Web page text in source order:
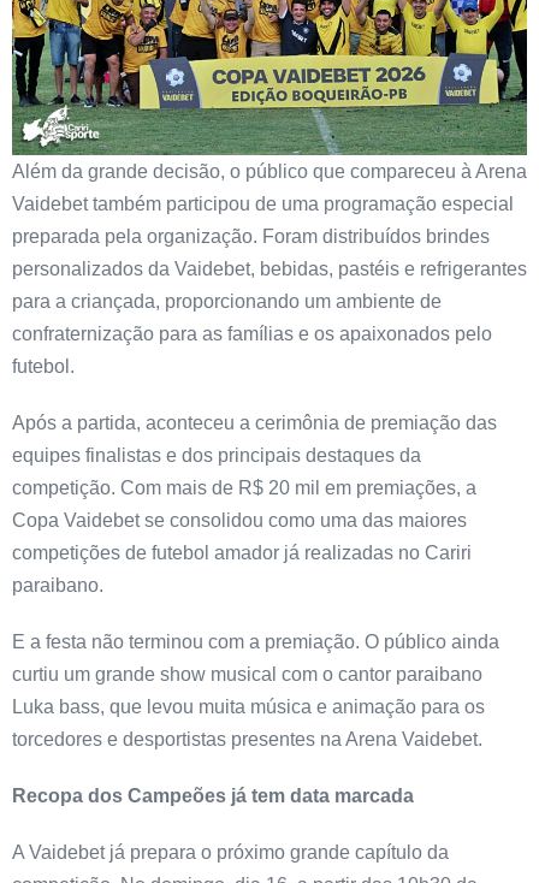
Além da grande decisão, o público que compareceu à Arena
Vaidebet também participou de uma programação especial
preparada pela organização. Foram distribuídos brindes
personalizados da Vaidebet, bebidas, pastéis e refrigerantes
para a criançada, proporcionando um ambiente de
confraternização para as famílias e os apaixonados pelo
futebol.
Após a partida, aconteceu a cerimônia de premiação das
equipes finalistas e dos principais destaques da
competição. Com mais de R$ 20 mil em premiações, a
Copa Vaidebet se consolidou como uma das maiores
competições de futebol amador já realizadas no Cariri
paraibano.
E a festa não terminou com a premiação. O público ainda
curtiu um grande show musical com o cantor paraibano
Luka bass, que levou muita música e animação para os
torcedores e desportistas presentes na Arena Vaidebet.
Recopa dos Campeões já tem data marcada
A Vaidebet já prepara o próximo grande capítulo da